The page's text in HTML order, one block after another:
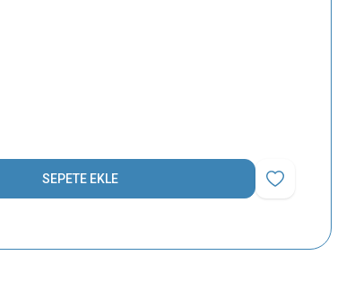
SEPETE EKLE
Favoriye Ekle